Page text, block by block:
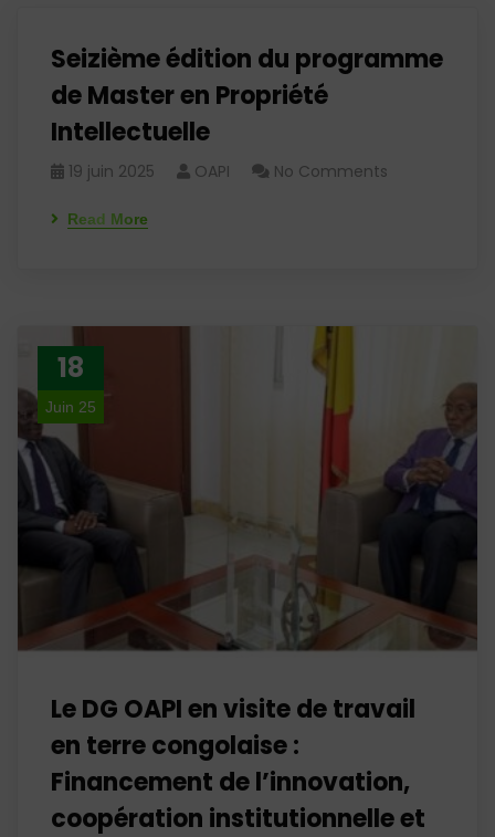
Seizième édition du programme
de Master en Propriété
Intellectuelle
19 juin 2025 OAPI No Comments
Read More
18
Juin 25
Le DG OAPI en visite de travail
en terre congolaise :
Financement de l’innovation,
coopération institutionnelle et